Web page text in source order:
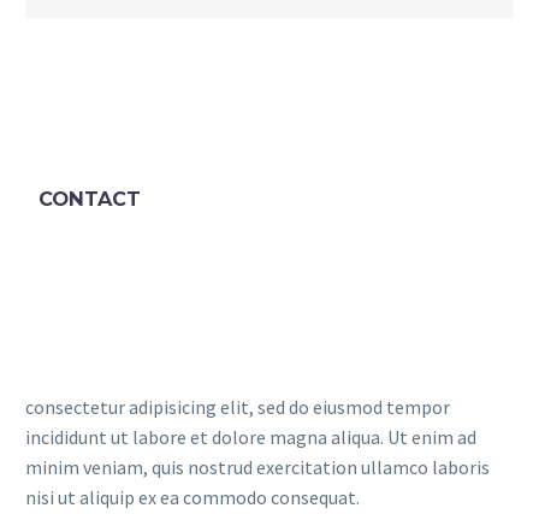
CONTACT
consectetur adipisicing elit, sed do eiusmod tempor
incididunt ut labore et dolore magna aliqua. Ut enim ad
minim veniam, quis nostrud exercitation ullamco laboris
nisi ut aliquip ex ea commodo consequat.